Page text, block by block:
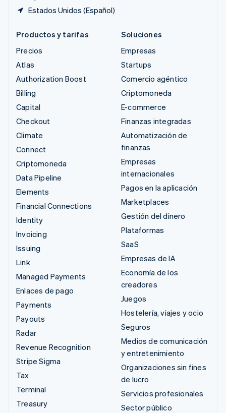
Estados Unidos (Español)
Productos y tarifas
Precios
Atlas
Authorization Boost
Billing
Capital
Checkout
Climate
Connect
Criptomoneda
Data Pipeline
Elements
Financial Connections
Identity
Invoicing
Issuing
Link
Managed Payments
Enlaces de pago
Payments
Payouts
Radar
Revenue Recognition
Stripe Sigma
Tax
Terminal
Treasury
Soluciones
Empresas
Startups
Comercio agéntico
Criptomoneda
E-commerce
Finanzas integradas
Automatización de
finanzas
Empresas
internacionales
Pagos en la aplicación
Marketplaces
Gestión del dinero
Plataformas
SaaS
Empresas de IA
Economía de los
creadores
Juegos
Hostelería, viajes y ocio
Seguros
Medios de comunicación
y entretenimiento
Organizaciones sin fines
de lucro
Servicios profesionales
Sector público